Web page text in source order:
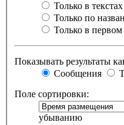
Только в
Только по
Только в
Показывать результаты
Сообщения
Поле сортировки:
убыванию